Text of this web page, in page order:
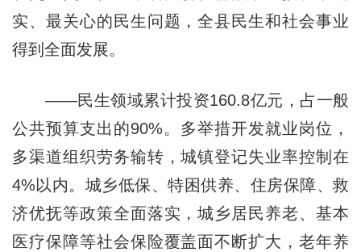
实、最关心的民生问题，全县民生和社会事业
得到全面发展。
——民生领域累计投资160.8亿元，占一般
公共预算支出的90%。多举措开发就业岗位，
多渠道组织劳务输转，城镇登记失业率控制在
4%以内。城乡低保、特困供养、住房保障、救
济优抚等政策全面落实，城乡居民养老、基本
医疗保障等社会保险覆盖面不断扩大，老年养